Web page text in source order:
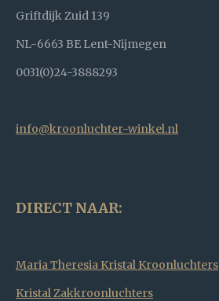
Griftdijk Zuid 139
NL-6663 BE Lent-Nijmegen
0031(0)24-3888293
info@kroonluchter-winkel.nl
DIRECT NAAR:
Maria Theresia Kristal Kroonluchters
Kristal Zakkroonluchters